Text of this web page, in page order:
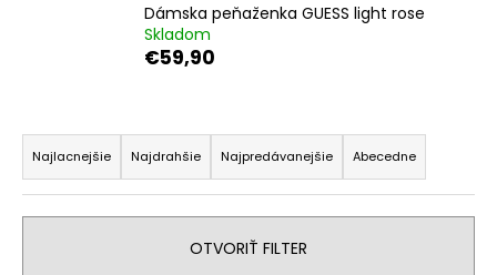
Dámska peňaženka GUESS light rose
Skladom
€59,90
R
a
d
e
Najlacnejšie Najdrahšie Najpredávanejšie Abecedne
OTVORIŤ FILTER
HĽADAŤ
O
d
p
o